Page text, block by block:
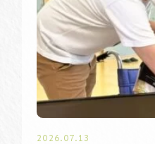
2026.07.13